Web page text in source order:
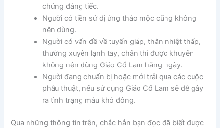
chứng đáng tiếc.
Người có tiền sử dị ứng thảo mộc cũng không
nên dùng.
Người có vấn đề về tuyến giáp, thân nhiệt thấp,
thường xuyên lạnh tay, chân thì được khuyên
không nên dùng Giảo Cổ Lam hằng ngày.
Người đang chuẩn bị hoặc mới trải qua các cuộc
phẫu thuật, nếu sử dụng Giảo Cổ Lam sẽ dễ gây
ra tình trạng máu khó đông.
Qua những thông tin trên, chắc hẳn bạn đọc đã biết được